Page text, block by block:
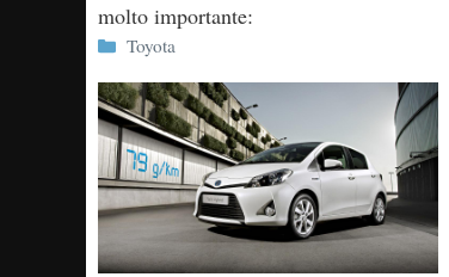
molto importante:
Categorie
Toyota